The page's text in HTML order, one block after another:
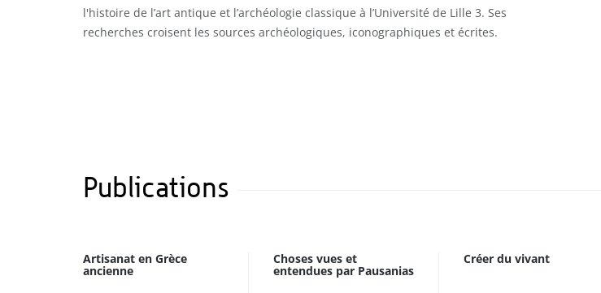
l'histoire de l’art antique et l’archéologie classique à l’Université de Lille 3. Ses
recherches croisent les sources archéologiques, iconographiques et écrites.
Publications
Artisanat en Grèce
ancienne
Choses vues et
entendues par Pausanias
Créer du vivant